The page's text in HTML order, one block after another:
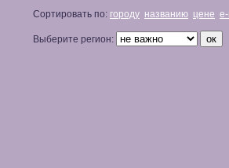
Сортировать по: городу названию цене e-
Выберите регион: